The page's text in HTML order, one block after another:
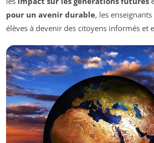
pour un avenir durable, les
élèves à devenir des citoyens informés et